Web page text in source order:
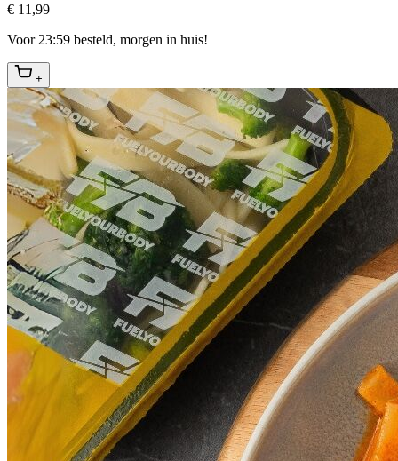
€ 11,99
Voor 23:59 besteld, morgen in huis!
+